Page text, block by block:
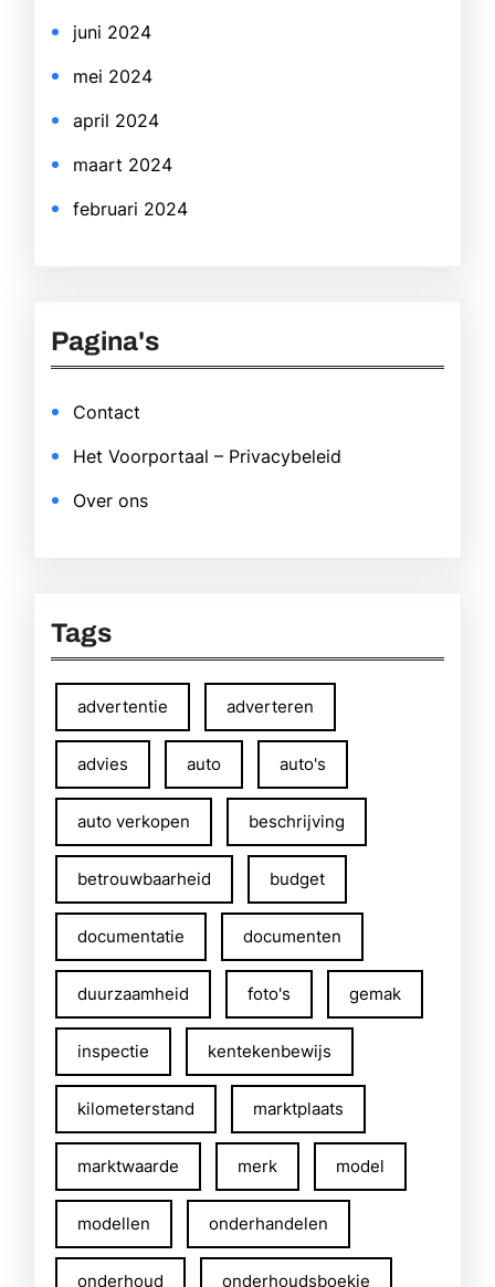
juni 2024
mei 2024
april 2024
maart 2024
februari 2024
Pagina's
Contact
Het Voorportaal – Privacybeleid
Over ons
Tags
advertentie adverteren
advies auto auto's
auto verkopen beschrijving
betrouwbaarheid budget
documentatie documenten
duurzaamheid foto's gemak
inspectie kentekenbewijs
kilometerstand marktplaats
marktwaarde merk model
modellen onderhandelen
onderhoud onderhoudsboekje